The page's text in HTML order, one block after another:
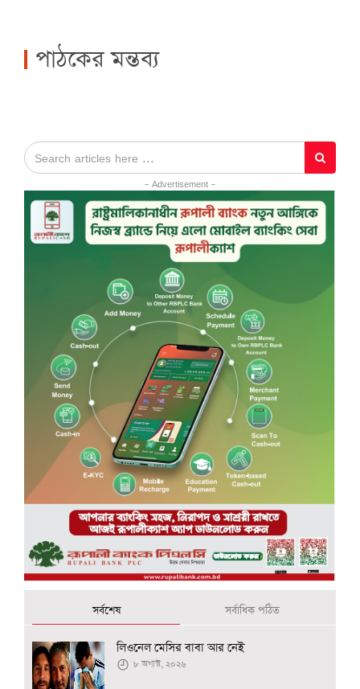
পাঠকের মন্তব্য
- Advertisement -
সর্বশেষ সর্বাধিক পঠিত
লিওনেল মেসির বাবা আর নেই
৮ অগাস্ট, ২০২৬